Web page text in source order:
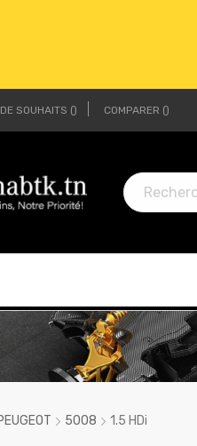
SOUHAITS COMPARER
5008 1.5 HDi